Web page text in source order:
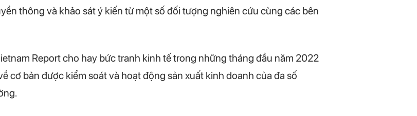
thông và khảo sát ý kiến từ một số đối tượng nghiên cứu cùng các bên
Report cho hay bức tranh kinh tế trong những tháng đầu năm 2022
cơ bản được kiểm soát và hoạt động sản xuất kinh doanh của đa số